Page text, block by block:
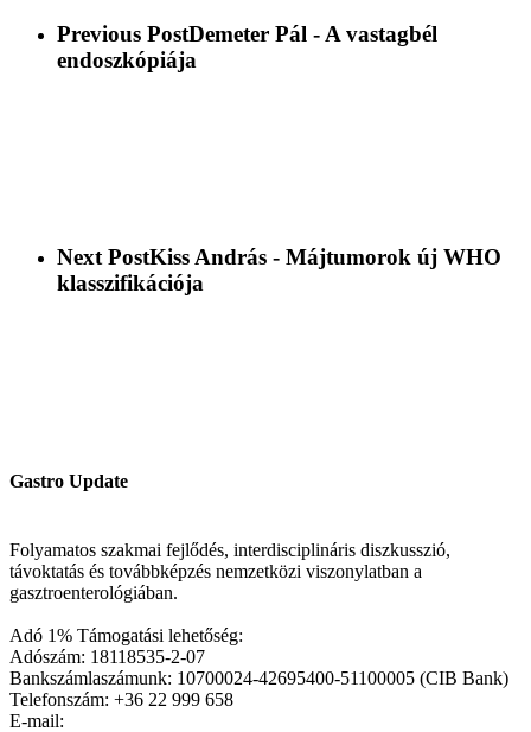
Previous PostDemeter Pál - A vastagbél
endoszkópiája
Next PostKiss András - Májtumorok új WHO
klasszifikációja
Gastro Update
Folyamatos szakmai fejlődés, interdisciplináris diszkusszió,
távoktatás és továbbképzés nemzetközi viszonylatban a
gasztroenterológiában.
Adó 1% Támogatási lehetőség:
Adószám: 18118535-2-07
Bankszámlaszámunk: 10700024-42695400-51100005 (CIB Bank)
Telefonszám: +36 22 999 658
E-mail: